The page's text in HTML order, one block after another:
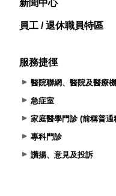
新聞中心
員工 / 退休職員特區
服務捷徑
醫院聯網、醫院及醫療
急症室
家庭醫學門診 (前稱普通
專科門診
讚揚、意見及投訴